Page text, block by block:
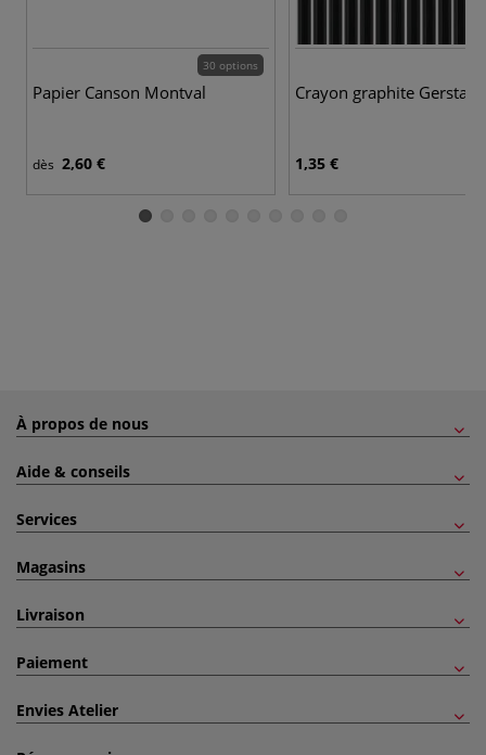
30 options
Papier Canson Montval
dès 2,60 €
Crayon graphite
1,35 €
À propos de nous
Aide & conseils
Services
Magasins
Livraison
Paiement
Envies Atelier